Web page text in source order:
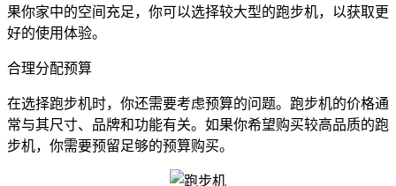
果你家中的空间充足，你可以选择较大型的跑步机，以获取更
好的使用体验。
合理分配预算
在选择跑步机时，你还需要考虑预算的问题。跑步机的价格通
常与其尺寸、品牌和功能有关。如果你希望购买较高品质的跑
步机，你需要预留足够的预算购买。